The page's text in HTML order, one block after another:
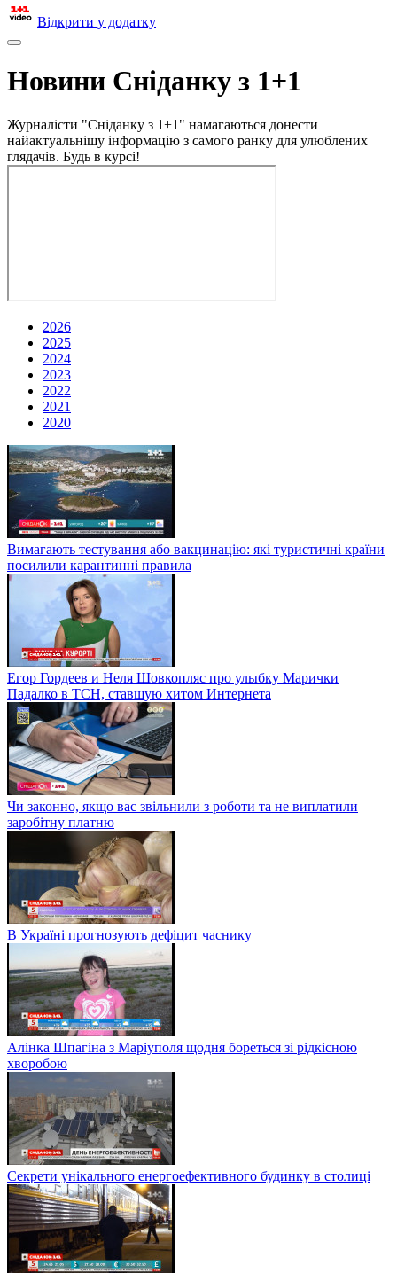
Відкрити у додатку
Новини Сніданку з 1+1
Журналісти "Сніданку з 1+1" намагаються донести
найактуальнішу інформацію з самого ранку для улюблених
глядачів. Будь в курсі!
2026
2025
2024
2023
2022
2021
2020
Вимагають тестування або вакцинацію: які туристичні країни
посилили карантинні правила
Егор Гордеев и Неля Шовкопляс про улыбку Марички
Падалко в ТСН, ставшую хитом Интернета
Чи законно, якщо вас звільнили з роботи та не виплатили
заробітну платню
В Україні прогнозують дефіцит часнику
Алінка Шпагіна з Маріуполя щодня бореться зі рідкісною
хворобою
Секрети унікального енергоефективного будинку в столиці